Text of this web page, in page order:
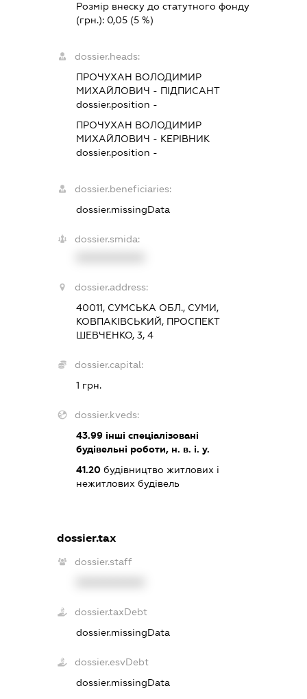
Розмір внеску до статутного фонду
(грн.): 0,05(5 %)
dossier.heads:
ПРОЧУХАН ВОЛОДИМИР
МИХАЙЛОВИЧ - ПІДПИСАНТ
dossier.position -
ПРОЧУХАН ВОЛОДИМИР
МИХАЙЛОВИЧ - КЕРІВНИК
dossier.position -
dossier.beneficiaries:
dossier.missingData
dossier.smida:
dossier.address:
40011, СУМСЬКА ОБЛ., СУМИ,
КОВПАКІВСЬКИЙ, ПРОСПЕКТ
ШЕВЧЕНКО, 3, 4
dossier.capital:
1 грн.
dossier.kveds:
43.99інші спеціалізовані
будівельні роботи, н. в. і. у.
41.20будівництво житлових і
нежитлових будівель
dossier.tax
dossier.staff
dossier.taxDebt
dossier.missingData
dossier.esvDebt
dossier.missingData